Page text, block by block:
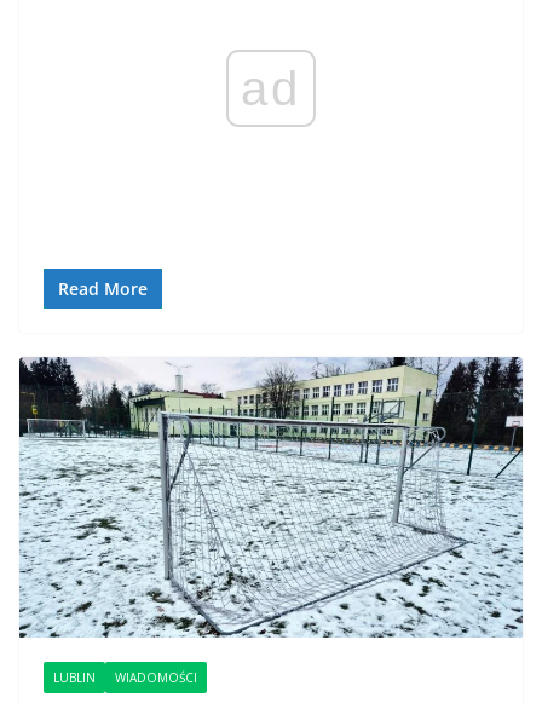
ad
Read More
LUBLIN WIADOMOŚCI